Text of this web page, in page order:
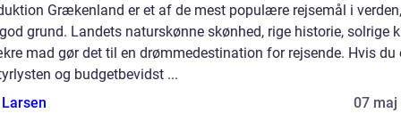
Grækenland er et af de mest populære rejsemål i
grund. Landets naturskønne skønhed, rige historie, solrige
mad gør det til en drømmedestination for rejsende. Hvis du
og budgetbevidst ...
07 maj